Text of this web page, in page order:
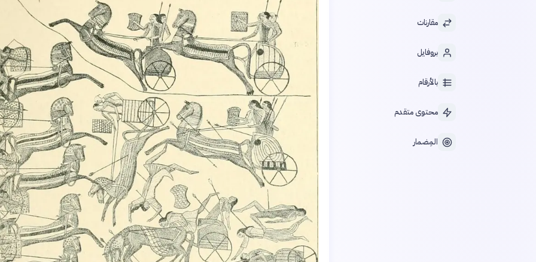
مقارنات
بروفايل
بالأرقام
محتوى متقدم
المِضمار